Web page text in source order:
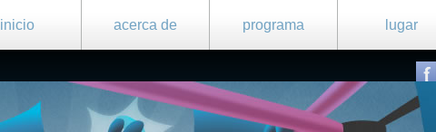
inicio acerca de programa lugar